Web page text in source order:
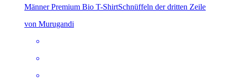
Männer Premium Bio T-ShirtSchnüffeln der dritten Zeile
von Murugandi